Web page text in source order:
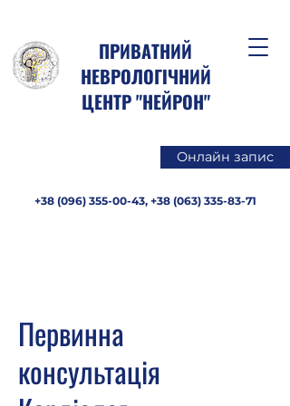
ПРИВАТНИЙ
НЕВРОЛОГІЧНИЙ
ЦЕНТР "НЕЙРОН"
Онлайн запис
+38 (096) 355-00-43, +38 (063) 335-83-71
Первинна
консультація